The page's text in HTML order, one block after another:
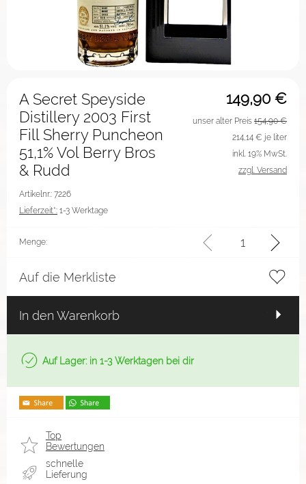
149,90 €
A Secret Speyside
Distillery 2003 First
Fill Sherry Puncheon
51,1% Vol Berry Bros
& Rudd
Artikelnr.: 7226
Lieferzeit*: 1-3 Werktage
unser alter Preis 154,90 €
214,14 € je liter
inkl. 19% MwSt.
zzgl. Versand
Menge:
Auf die Merkliste
In den Warenkorb
Auf Lager: in 1-3 Werktagen bei dir
Top
Bewertungen
schnelle
Lieferung